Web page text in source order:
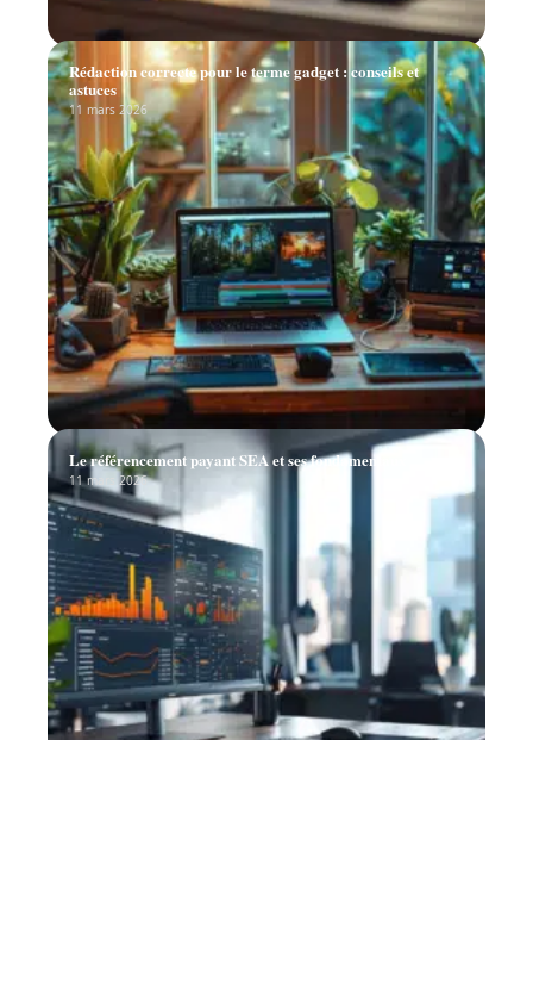
Rédaction correcte pour le terme gadget : conseils et
astuces
11 mars 2026
Le référencement payant SEA et ses fondamentaux
11 mars 2026